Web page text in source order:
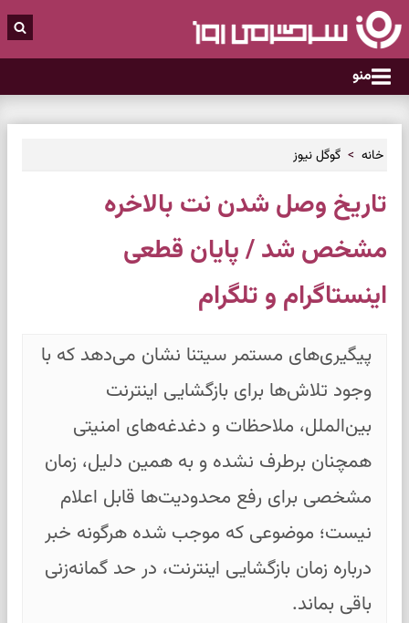
منو
خانه گوگل نیوز
تاریخ وصل شدن نت بالاخره
مشخص شد / پایان قطعی
اینستاگرام و تلگرام
پیگیری‌های مستمر سیتنا نشان می‌دهد که با
وجود تلاش‌ها برای بازگشایی اینترنت
بین‌الملل، ملاحظات و دغدغه‌های امنیتی
همچنان برطرف نشده و به همین دلیل، زمان
مشخصی برای رفع محدودیت‌ها قابل اعلام
نیست؛ موضوعی که موجب شده هرگونه خبر
درباره زمان بازگشایی اینترنت، در حد گمانه‌زنی
باقی بماند.